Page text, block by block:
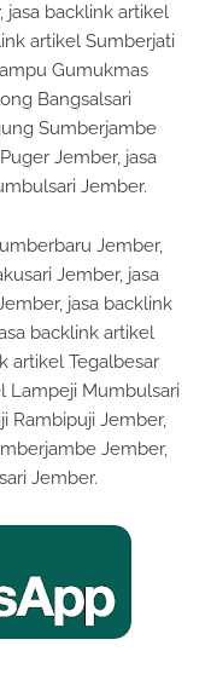
jasa backlink artikel
artikel Sumberjati
Gumukmas
Bangsalsari
Sumberjambe
Jember, jasa
Jember.
Jember,
Jember, jasa
jasa backlink
backlink artikel
artikel Tegalbesar
Lampeji Mumbulsari
Rambipuji Jember,
Jember,
Jember.